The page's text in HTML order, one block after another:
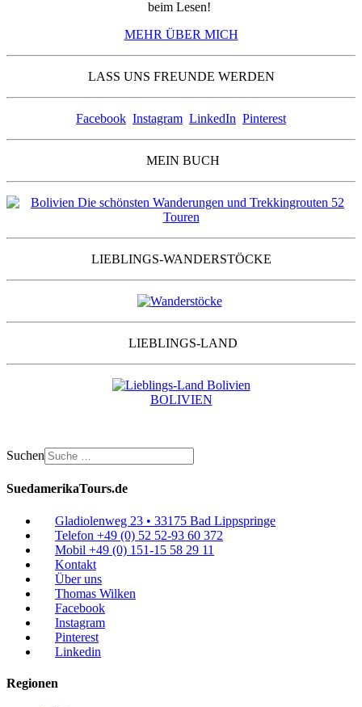
beim Lesen!
MEHR ÜBER MICH
LASS UNS FREUNDE WERDEN
Facebook Instagram LinkedIn Pinterest
MEIN BUCH
LIEBLINGS-WANDERSTÖCKE
LIEBLINGS-LAND
BOLIVIEN
Suchen
SuedamerikaTours.de
Gladiolenweg 23 • 33175 Bad Lippspringe
Telefon +49 (0) 52 52-93 60 372
Mobil +49 (0) 151-15 58 29 11
Kontakt
Über uns
Thomas Wilken
Facebook
Instagram
Pinterest
Linkedin
Regionen